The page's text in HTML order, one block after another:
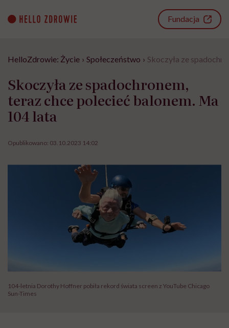
content
Fundacja
HelloZdrowie: Życie › Społeczeństwo › Skoczyła ze
Skoczyła ze spadochronem,
teraz chce polecieć balonem. Ma
104 lata
Opublikowano: 03.10.2023 14:02
104-letnia Dorothy Hoffner pobiła rekord świata screen z YouTube Chicago
Sun-Times